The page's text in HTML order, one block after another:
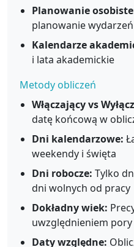
Planowanie
planowanie wydarzeń
Kalendarze
i lata akademickie
Metody obliczeń
Włączający vs
datę końcową w
Dni kalendarzowe:
weekendy i święta
Dni robocze: Tylko
dni wolnych od pracy
Dokładny wiek:
uwzględnieniem
Daty względne: